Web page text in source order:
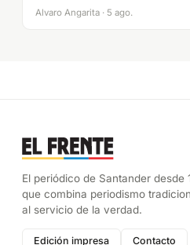
Alvaro Angarita · 5 ago.
El periódico de Santander desde
que combina periodismo
al servicio de la verdad.
Edición impresa Contacto